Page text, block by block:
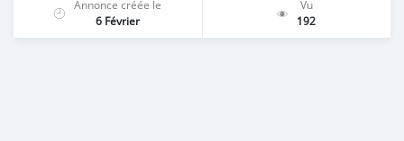
Annonce créée le
6 Février
Vu
192